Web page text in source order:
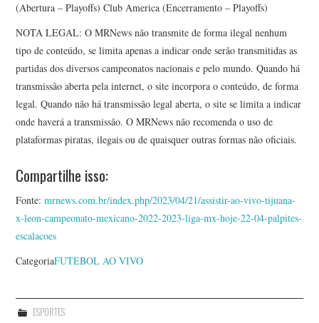
(Abertura – Playoffs) Club America (Encerramento – Playoffs)
NOTA LEGAL: O MRNews não transmite de forma ilegal nenhum
tipo de conteúdo, se limita apenas a indicar onde serão transmitidas as
partidas dos diversos campeonatos nacionais e pelo mundo. Quando há
transmissão aberta pela internet, o site incorpora o conteúdo, de forma
legal. Quando não há transmissão legal aberta, o site se limita a indicar
onde haverá a transmissão. O MRNews não recomenda o uso de
plataformas piratas, ilegais ou de quaisquer outras formas não oficiais.
Compartilhe isso:
Fonte:mrnews.com.br/index.php/2023/04/21/assistir-ao-vivo-tijuana-
x-leon-campeonato-mexicano-2022-2023-liga-mx-hoje-22-04-palpites-
escalacoes
CategoriaFUTEBOL AO VIVO
ESPORTES